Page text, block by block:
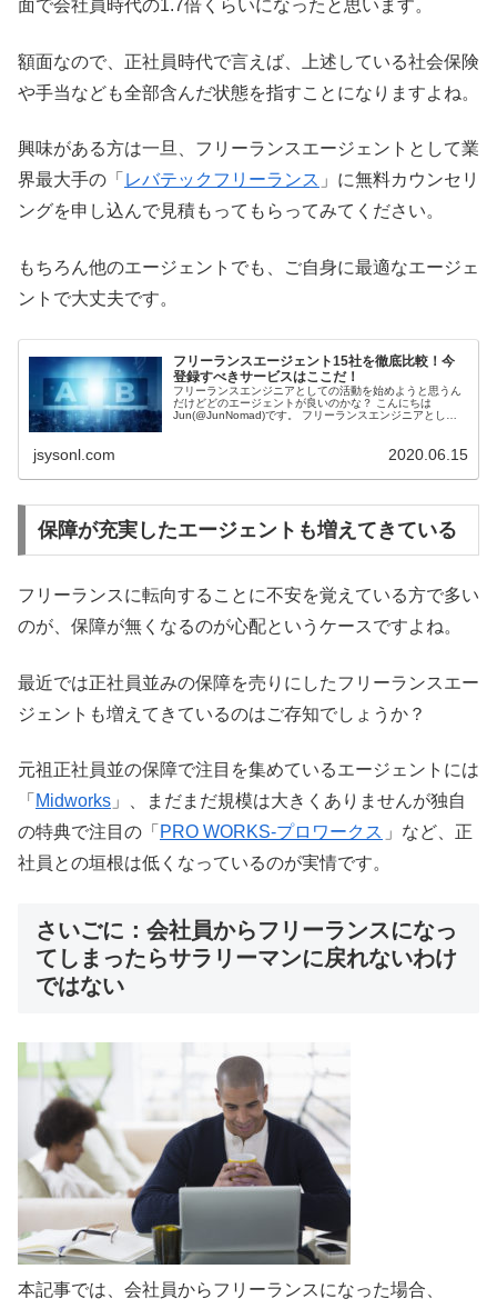
面で会社員時代の1.7倍くらいになったと思います。
額面なので、正社員時代で言えば、上述している社会保険
や手当なども全部含んだ状態を指すことになりますよね。
興味がある方は一旦、フリーランスエージェントとして業
界最大手の「 レバテックフリーランス 」に無料カウンセリ
ングを申し込んで見積もってもらってみてください。
もちろん他のエージェントでも、ご自身に最適なエージェ
ントで大丈夫です。
フリーランスエージェント15社を徹底比較！今
登録すべきサービスはここだ！
フリーランスエンジニアとしての活動を始めようと思うん
だけどどのエージェントが良いのかな？ こんにちは
Jun(@JunNomad)です。 フリーランスエンジニアとして
jsysonl.com 2020.06.15
保障が充実したエージェントも増えてきている
フリーランスに転向することに不安を覚えている方で多い
のが、保障が無くなるのが心配というケースですよね。
最近では正社員並みの保障を売りにしたフリーランスエー
ジェントも増えてきているのはご存知でしょうか？
元祖正社員並の保障で注目を集めているエージェントには
「 Midworks 」、まだまだ規模は大きくありませんが独自
の特典で注目の「 PRO WORKS-プロワークス 」など、正
社員との垣根は低くなっているのが実情です。
さいごに：会社員からフリーランスになっ
てしまったらサラリーマンに戻れないわけ
ではない
本記事では、会社員からフリーランスになった場合、